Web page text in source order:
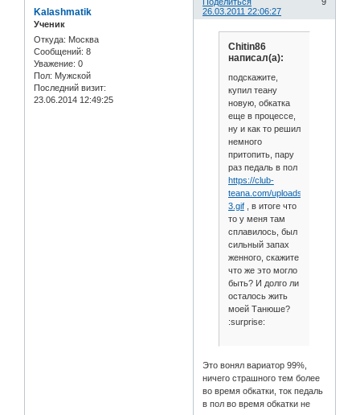
26.03.2011 22:06:27
Kalashmatik
Ученик
Откуда: Москва
Сообщений: 8
Уважение: 0
Пол: Мужской
Последний визит:
23.06.2014 12:49:25
Chitin86
написал(а):
подскажите,
купил теану
новую, обкатка
еще в процессе,
ну и как то решил
немного
притопить, пару
раз педаль в пол
https://club-
teana.com/uploads/0006/40/1f/
3.gif, в итоге что
то у меня там
сплавилось, был
сильный запах
женного, скажите
что же это могло
быть? И долго ли
осталось жить
моей Танюше?
:surprise:
Это вонял вариатор 99%,
ничего страшного тем более
во время обкатки, ток педаль
в пол во время обкатки не